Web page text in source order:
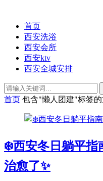
首页
西安洗浴
西安会所
西安ktv
西安全城安排
首页 包含"懒人团建"标签
❄️西安冬日躺平指
治愈了✨